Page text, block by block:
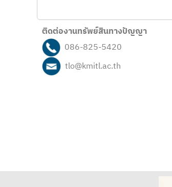
ติดต่องานทรัพย์สินทางปัญญา
086-825-5420
tlo@kmitl.ac.th